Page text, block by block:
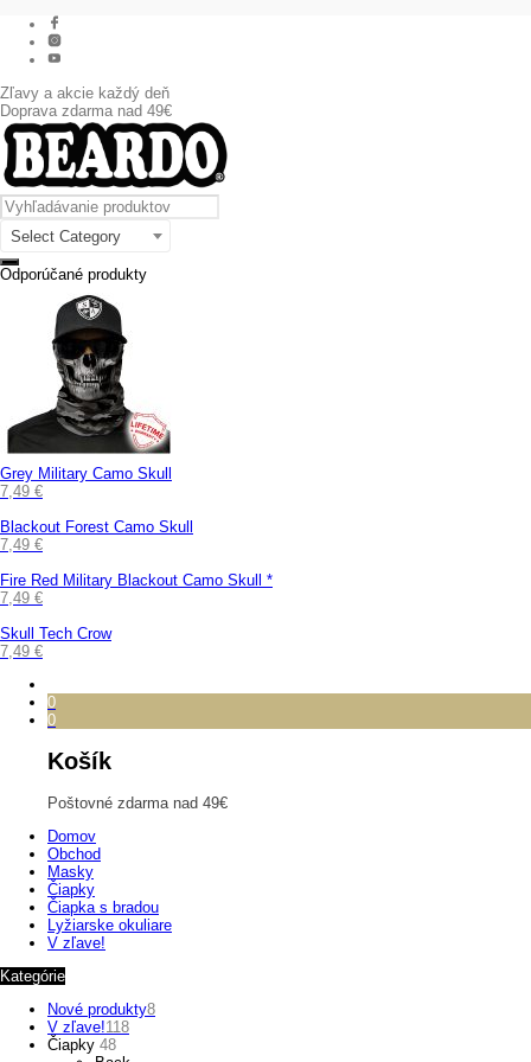
Zľavy a akcie každý deň
Doprava zdarma nad 49€
Select Category
Odporúčané produkty
Grey Military Camo Skull
7,49 €
Blackout Forest Camo Skull
7,49 €
Fire Red Military Blackout Camo Skull *
7,49 €
Skull Tech Crow
7,49 €
0
0
Košík
Poštovné zdarma nad 49€
Domov
Obchod
Masky
Čiapky
Čiapka s bradou
Lyžiarske okuliare
V zľave!
Kategórie
Nové produkty8
V zľave!118
Čiapky 48